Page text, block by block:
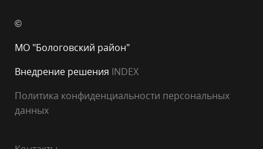
©
МО "Бологовский район"
Внедрение решения INDEX
Политика конфиденциальности персональных
данных